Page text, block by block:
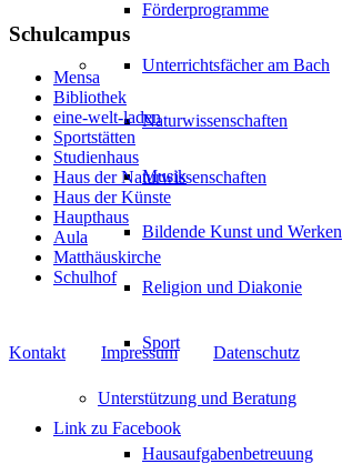
Förderprogramme
Unterrichtsfächer am Bach
Naturwissenschaften
Musik
Bildende Kunst und Werken
Religion und Diakonie
Sport
Unterstützung und Beratung
Hausaufgabenbetreuung
Schulcampus
Mensa
Bibliothek
eine-welt-laden
Sportstätten
Studienhaus
Haus der Naturwissenschaften
Haus der Künste
Haupthaus
Aula
Matthäuskirche
Schulhof
Kontakt Impressum Datenschutz
Link zu Facebook